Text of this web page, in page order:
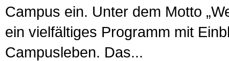
Campus ein. Unter dem Motto
ein vielfältiges Programm mit
Campusleben. Das...